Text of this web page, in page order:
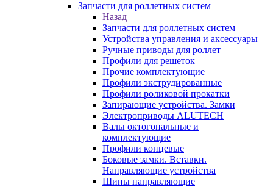
Запчасти для роллетных систем
Назад
Запчасти для роллетных систем
Устройства управления и аксессуары
Ручные приводы для роллет
Профили для решеток
Прочие комплектующие
Профили экструдированные
Профили роликовой прокатки
Запирающие устройства. Замки
Электроприводы ALUTECH
Валы октогональные и
комплектующие
Профили концевые
Боковые замки. Вставки.
Направляющие устройства
Шины направляющие